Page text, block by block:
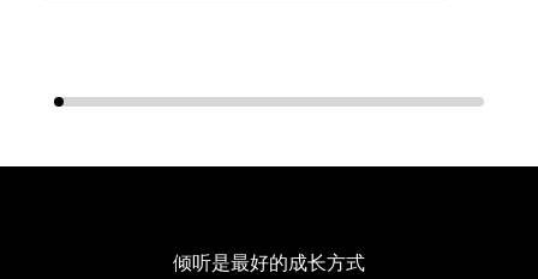
倾听是最好的成长方式